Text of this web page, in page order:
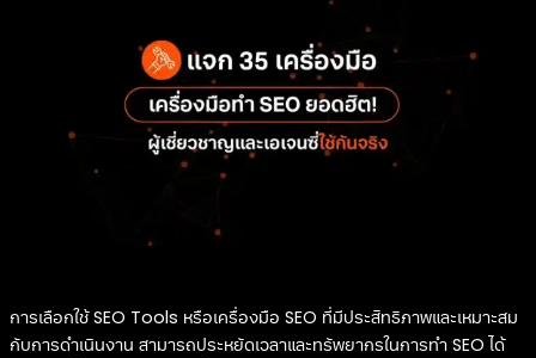
การเลือกใช้ SEO Tools หรือเครื่องมือ SEO ที่มีประสิทธิภาพและเหมาะสม
กับการดำเนินงาน สามารถประหยัดเวลาและทรัพยากรในการทำ SEO ได้